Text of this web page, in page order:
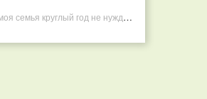
Горжусь тем, что моя семья круглый год не нуждается в покупных витаминах